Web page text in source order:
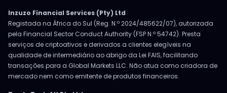
Inzuzo Financial Services (Pty) Ltd
Registada na África do Sul (Reg. N.º 2024/485622/07), autorizada
pela Financial Sector Conduct Authority (FSP N.º 54742). Presta
serviços de criptoativos e derivados a clientes elegíveis na
qualidade de intermediário ao abrigo da Lei FAIS, facilitando
transações para a Global Markets LLC. Não atua como criadora de
mercado nem como emitente de produtos financeiros.